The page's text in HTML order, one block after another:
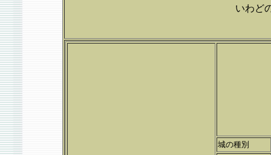
いわど
城の種別